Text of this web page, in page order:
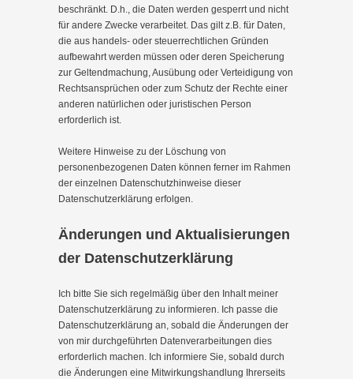
beschränkt. D.h., die Daten werden gesperrt und nicht
für andere Zwecke verarbeitet. Das gilt z.B. für Daten,
die aus handels- oder steuerrechtlichen Gründen
aufbewahrt werden müssen oder deren Speicherung
zur Geltendmachung, Ausübung oder Verteidigung von
Rechtsansprüchen oder zum Schutz der Rechte einer
anderen natürlichen oder juristischen Person
erforderlich ist.
Weitere Hinweise zu der Löschung von
personenbezogenen Daten können ferner im Rahmen
der einzelnen Datenschutzhinweise dieser
Datenschutzerklärung erfolgen.
Änderungen und Aktualisierungen
der Datenschutzerklärung
Ich bitte Sie sich regelmäßig über den Inhalt meiner
Datenschutzerklärung zu informieren. Ich passe die
Datenschutzerklärung an, sobald die Änderungen der
von mir durchgeführten Datenverarbeitungen dies
erforderlich machen. Ich informiere Sie, sobald durch
die Änderungen eine Mitwirkungshandlung Ihrerseits